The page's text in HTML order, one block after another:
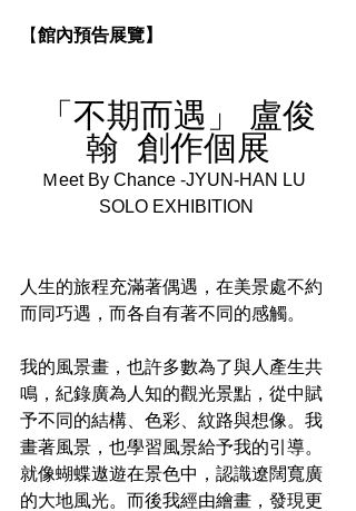
【館內預告展覽】
「不期而遇」 盧俊
翰  創作個展
Ｍeet By Chance -JYUN-HAN LU
SOLO EXHIBITION
人生的旅程充滿著偶遇，在美景處不約
而同巧遇，而各自有著不同的感觸。
我的風景畫，也許多數為了與人產生共
鳴，紀錄廣為人知的觀光景點，從中賦
予不同的結構、色彩、紋路與想像。我
畫著風景，也學習風景給予我的引導。
就像蝴蝶遨遊在景色中，認識遼闊寬廣
的大地風光。而後我經由繪畫，發現更